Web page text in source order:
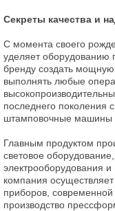
Секреты качества и
С момента своего
уделяет оборудованию
бренду создать
выполнять любые
последнего поколения
штамповочные машины
Главным продуктом
световое
электрооборудования
компания осуществляет
приборов,
производство